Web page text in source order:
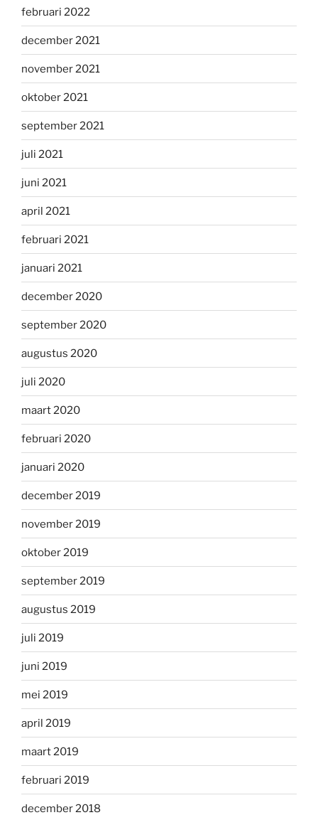
februari 2022
december 2021
november 2021
oktober 2021
september 2021
juli 2021
juni 2021
april 2021
februari 2021
januari 2021
december 2020
september 2020
augustus 2020
juli 2020
maart 2020
februari 2020
januari 2020
december 2019
november 2019
oktober 2019
september 2019
augustus 2019
juli 2019
juni 2019
mei 2019
april 2019
maart 2019
februari 2019
december 2018